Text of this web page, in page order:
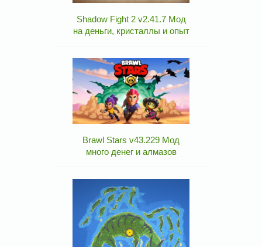
Shadow Fight 2 v2.41.7 Мод
на деньги, кристаллы и опыт
Brawl Stars v43.229 Мод
много денег и алмазов